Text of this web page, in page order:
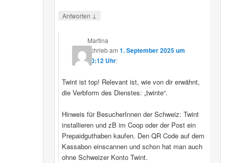
Antworten ↓
Martina
schriebam1. September 2025 um
20:12 Uhr:
Twint ist top! Relevant ist, wie von dir erwähnt,
die Verbform des Dienstes: „twinte“.
Hinweis für BesucherInnen der Schweiz: Twint
installieren und zB im Coop oder der Post ein
Prepaidguthaben kaufen. Den QR Code auf dem
Kassabon einscannen und schon hat man auch
ohne Schweizer Konto Twint.